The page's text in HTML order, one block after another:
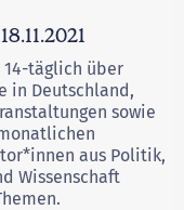
täglich über
in Deutschland,
sowie
aus Politik,
Wissenschaft